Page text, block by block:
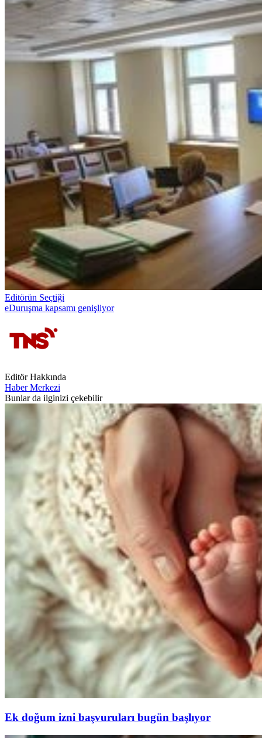
Editörün Seçtiği
eDuruşma kapsamı genişliyor
Editör Hakkında
Haber Merkezi
Bunlar da ilginizi çekebilir
Ek doğum izni başvuruları bugün başlıyor